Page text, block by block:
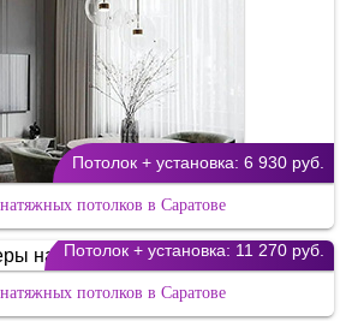
Потолок + установка: 6 930 руб.
потолков в Саратове
Потолок + установка: 11 270 руб.
потолков в Саратове